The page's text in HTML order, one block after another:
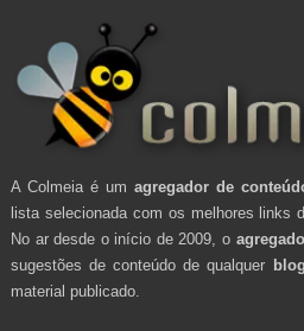
A Colmeia é um agregador de
lista selecionada com os melhores links
No ar desde o início de 2009, o
sugestões de conteúdo de qualquer blog
material publicado.